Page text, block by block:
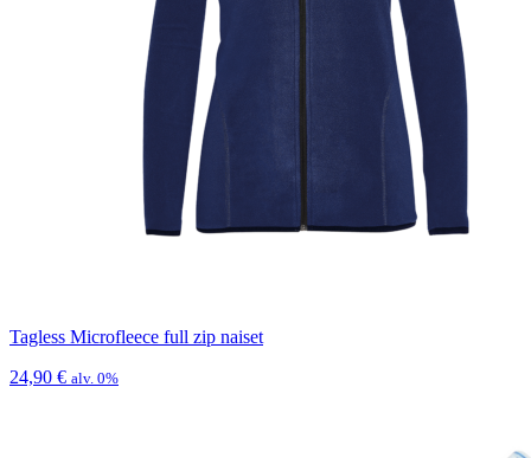
Tagless Microfleece full zip naiset
24,90 € alv. 0%